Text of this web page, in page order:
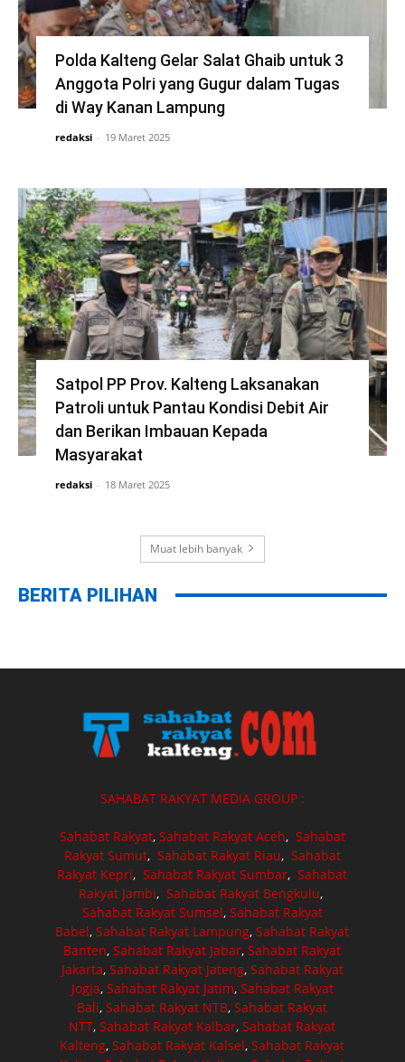
Polda Kalteng Gelar Salat Ghaib untuk 3
Anggota Polri yang Gugur dalam Tugas
di Way Kanan Lampung
redaksi - 19 Maret 2025
Satpol PP Prov. Kalteng Laksanakan
Patroli untuk Pantau Kondisi Debit Air
dan Berikan Imbauan Kepada
Masyarakat
redaksi - 18 Maret 2025
Muat lebih banyak
BERITA PILIHAN
SAHABAT RAKYAT MEDIA GROUP :
Sahabat Rakyat, Sahabat Rakyat Aceh, Sahabat
Rakyat Sumut, Sahabat Rakyat Riau, Sahabat
Rakyat Kepri,Sahabat Rakyat Sumbar,Sahabat
Rakyat Jambi, Sahabat Rakyat Bengkulu,
Sahabat Rakyat Sumsel, Sahabat Rakyat
Babel,Sahabat Rakyat Lampung,Sahabat Rakyat
Banten,Sahabat Rakyat Jabar,Sahabat Rakyat
Jakarta, Sahabat Rakyat Jateng, Sahabat Rakyat
Jogja, Sahabat Rakyat Jatim, Sahabat Rakyat
Bali,Sahabat Rakyat NTB,Sahabat Rakyat
NTT,Sahabat Rakyat Kalbar,Sahabat Rakyat
Kalteng,Sahabat Rakyat Kalsel,Sahabat Rakyat